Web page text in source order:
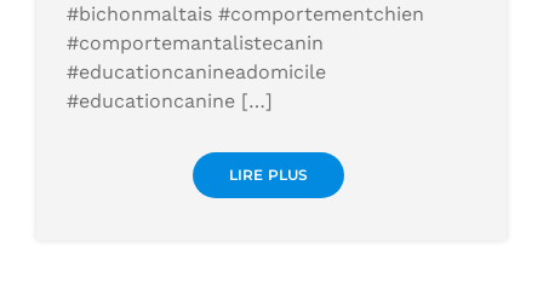
#bichonmaltais #comportementchien
#comportemantalistecanin
#educationcanineadomicile
#educationcanine […]
LIRE PLUS